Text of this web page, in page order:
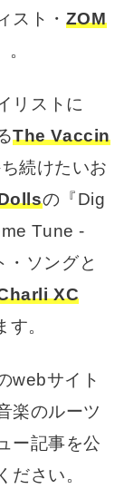
スト・ ZOM
リストに
The Vaccin
続けたいお
の『Dig
Tune -
・ソングと
XC
。
webサイト
楽のルーツ
ー記事を公
ださい。